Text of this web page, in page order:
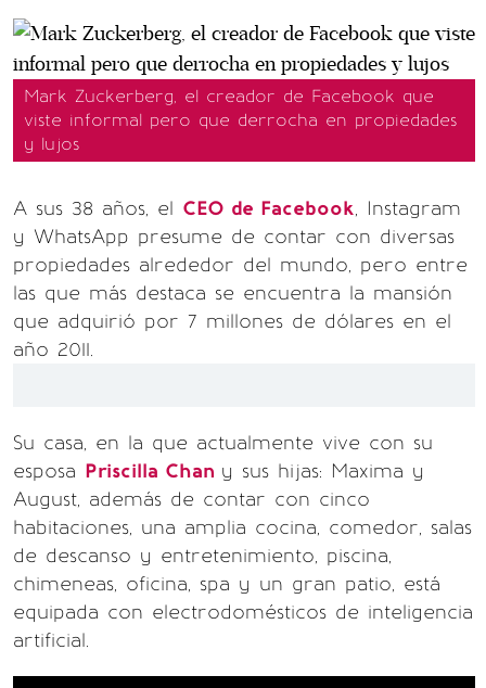
Mark Zuckerberg, el creador de Facebook que
viste informal pero que derrocha en propiedades
y lujos
A sus 38 años, el CEO de Facebook, Instagram
y WhatsApp presume de contar con diversas
propiedades alrededor del mundo, pero entre
las que más destaca se encuentra la mansión
que adquirió por 7 millones de dólares en el
año 2011.
Su casa, en la que actualmente vive con su
esposa Priscilla Chan y sus hijas: Maxima y
August, además de contar con cinco
habitaciones, una amplia cocina, comedor, salas
de descanso y entretenimiento, piscina,
chimeneas, oficina, spa y un gran patio, está
equipada con electrodomésticos de inteligencia
artificial.